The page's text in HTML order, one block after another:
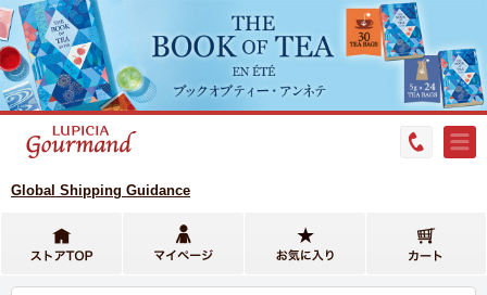
Global Shipping Guidance